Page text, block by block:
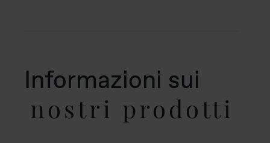
Informazioni sui
nostri prodotti